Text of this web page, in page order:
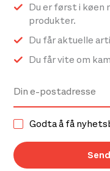
Du er først i køen
produkter.
Du får aktuelle
Du får vite om
Godta å få